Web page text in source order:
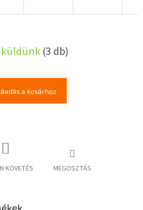
küldünk(3 db)
a kosárhoz
KÖVETÉS MEGOSZTÁS